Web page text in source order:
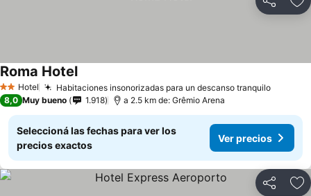
Compartir
2 Estrellas
Hotel Habitaciones insonorizadas para un descanso tranquilo
Roma Hotel
8,0 Muy bueno 1.918 a 2.5 km de: Grêmio Arena
Seleccioná las fechas para ver los
precios exactos
Ver precios
Compartir